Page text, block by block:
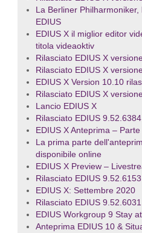
La Berliner
EDIUS
EDIUS X il miglior editor
titola videaoktiv
Rilasciato EDIUS X
Rilasciato EDIUS X
EDIUS X Version 10.10
Rilasciato EDIUS X
Lancio EDIUS X
Rilasciato EDIUS 9.52.6384
EDIUS X Anteprima –
La prima parte
disponibile online
EDIUS X Preview –
Rilasciato EDIUS 9.52.6153
EDIUS X: Settembre 2020
Rilasciato EDIUS 9.52.6031
EDIUS Workgroup 9 Stay
Anteprima EDIUS 10 &